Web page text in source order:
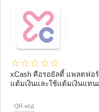
xCash คือรอยัลตี้ แพลตฟอ
แต้มเงินและใช้แต้มเงินแทน
QR-код